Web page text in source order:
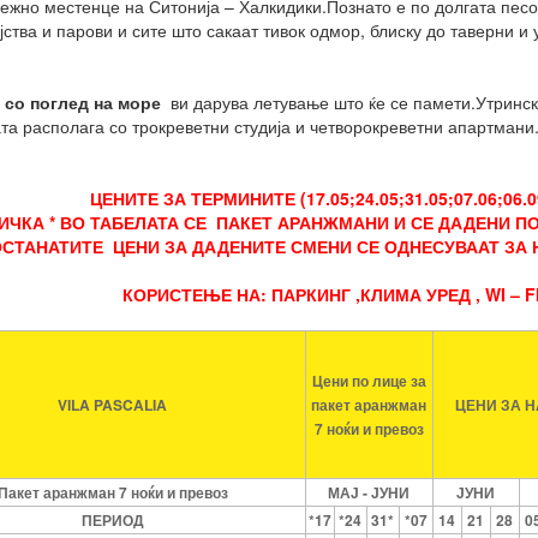
местенце на Ситонија – Халкидики.Познато е по долгата
и парови и сите што сакаат тивок одмор, блиску до таверни
поглед на мореви дарува летување што ќе се
располага со трокреветни студија и четворокреветни
ЦЕНИТЕ ЗА ТЕРМИНИТЕ (17.05;
* ВО ТАБЕЛАТА СЕ ПАКЕТ АРАНЖМАНИ И СЕ ДАДЕНИ
ЦЕНИ ЗА ДАДЕНИТЕ СМЕНИ СЕ ОДНЕСУВААТ
КОРИСТЕЊЕ НА: ПАРКИНГ ,КЛИМА УРЕД , WI –
VILA PASCALIA
Цени по лице за
пакет аранжман
7 ноќи и превоз
ЦЕНИ ЗА
аранжман 7 ноќи и превоз МАЈ - ЈУНИ
ЈУНИ
ПЕРИОД
*17 *24 31* *07 14 21 28